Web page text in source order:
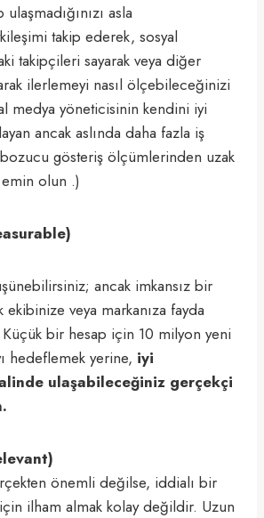
asla
takip ederek, sosyal
takipçileri sayarak veya diğer
ilerlemeyi nasıl ölçebileceğinizi
medya yöneticisinin kendini iyi
ancak aslında daha fazla iş
gösteriş ölçümlerinden uzak
olun .)
ancak imkansız bir
veya markanıza fayda
Küçük bir hesap için 10 milyon yeni
hedeflemek yerine, iyi
ulaşabileceğiniz gerçekçi
önemli değilse, iddialı bir
ilham almak kolay değildir. Uzun